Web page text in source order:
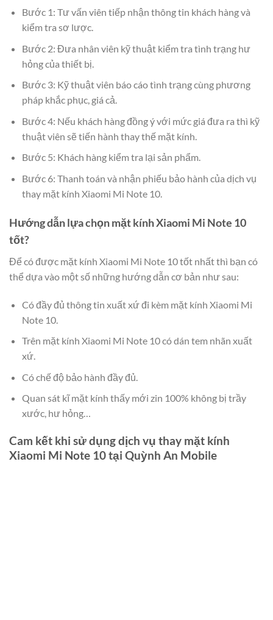
Bước 1: Tư vấn viên tiếp nhận thông tin khách hàng và
kiểm tra sơ lược.
Bước 2: Đưa nhân viên kỹ thuật kiểm tra tình trạng hư
hỏng của thiết bị.
Bước 3: Kỹ thuật viên báo cáo tình trạng cùng phương
pháp khắc phục, giá cả.
Bước 4: Nếu khách hàng đồng ý với mức giá đưa ra thì kỹ
thuật viên sẽ tiến hành thay thế mặt kính.
Bước 5: Khách hàng kiểm tra lại sản phẩm.
Bước 6: Thanh toán và nhận phiếu bảo hành của dịch vụ
thay mặt kính Xiaomi Mi Note 10.
Hướng dẫn lựa chọn mặt kính Xiaomi Mi Note 10
tốt?
Để có được mặt kính Xiaomi Mi Note 10 tốt nhất thì bạn có
thể dựa vào một số những hướng dẫn cơ bản như sau:
Có đầy đủ thông tin xuất xứ đi kèm mặt kính Xiaomi Mi
Note 10.
Trên mặt kính Xiaomi Mi Note 10 có dán tem nhãn xuất
xứ.
Có chế độ bảo hành đầy đủ.
Quan sát kĩ mặt kính thấy mới zin 100% không bị trầy
xước, hư hỏng…
Cam kết khi sử dụng dịch vụ thay mặt kính
Xiaomi Mi Note 10 tại Quỳnh An Mobile